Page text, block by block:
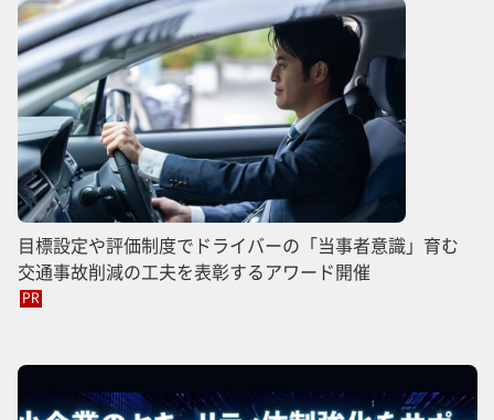
目標設定や評価制度でドライバーの「当事者意識」育む
交通事故削減の工夫を表彰するアワード開催
PR